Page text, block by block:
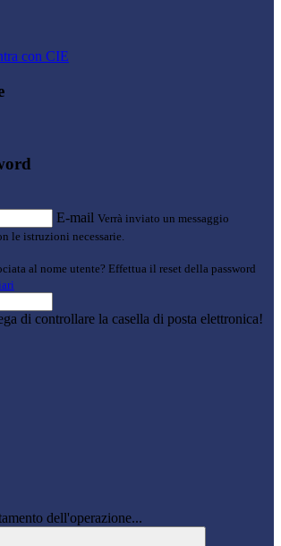
con CIE
E-mail Verrà inviato un messaggio
le istruzioni necessarie.
al nome utente? Effettua il reset della password
di controllare la casella di posta elettronica!
dell'operazione...